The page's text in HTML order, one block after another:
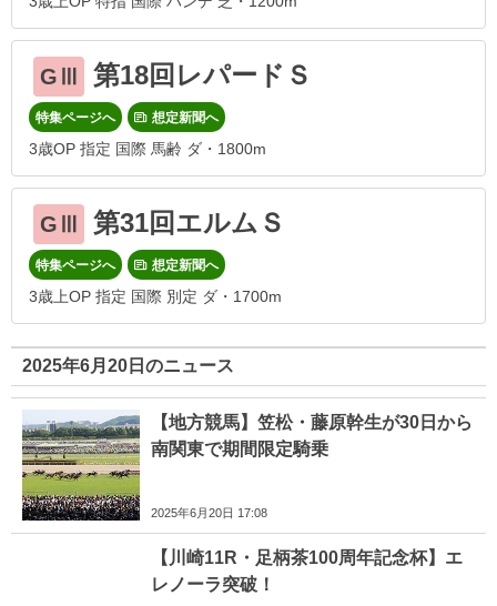
GⅢ 第18回レパードＳ
特集ページへ 想定新聞へ
3歳OP 指定 国際 馬齢 ダ・1800m
GⅢ 第31回エルムＳ
特集ページへ 想定新聞へ
3歳上OP 指定 国際 別定 ダ・1700m
2025年6月20日のニュース
【地方競馬】笠松・藤原幹生が30日から
南関東で期間限定騎乗
2025年6月20日 17:08
【川崎11R・足柄茶100周年記念杯】エ
レノーラ突破！